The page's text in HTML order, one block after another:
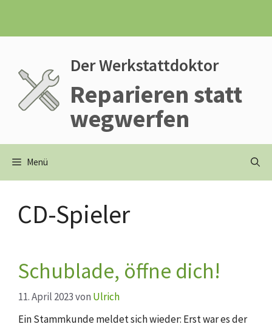
springen
Der Werkstattdoktor
Reparieren statt
wegwerfen
Menü
CD-Spieler
Schublade, öffne dich!
11. April 2023von Ulrich
Ein Stammkunde meldet sich wieder: Erst war es der